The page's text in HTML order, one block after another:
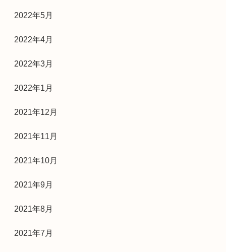
2022年5月
2022年4月
2022年3月
2022年1月
2021年12月
2021年11月
2021年10月
2021年9月
2021年8月
2021年7月